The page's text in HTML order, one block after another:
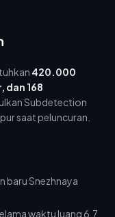
420.000
dan 168
Subdetection
saat peluncuran.
baru Snezhnaya
waktu luang 6.7.